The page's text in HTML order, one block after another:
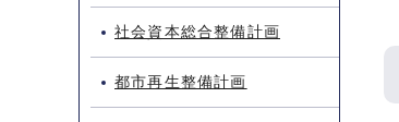
社会資本総合整備計画
都市再生整備計画